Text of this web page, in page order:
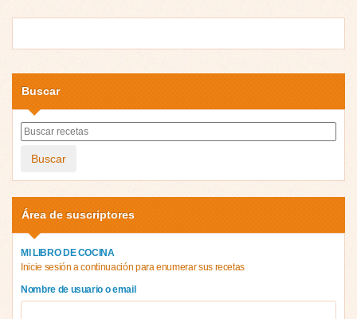
Buscar
Buscar
Área de suscriptores
MI LIBRO DE COCINA
Inicie sesión a continuación para enumerar sus recetas
Nombre de usuario o email